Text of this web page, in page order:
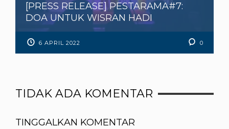
[PRESS RELEASE] PESTARAMA#7:
DOA UNTUK WISRAN HADI
6 APRIL 2022 0
TIDAK ADA KOMENTAR
TINGGALKAN KOMENTAR